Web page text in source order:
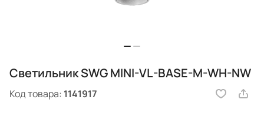
Светильник SWG MINI-VL-BASE-M-WH-NW
Код товара: 1141917